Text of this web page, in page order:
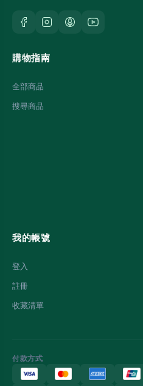
購物指南
全部商品
搜尋商品
我的帳號
登入
註冊
收藏清單
付款方式